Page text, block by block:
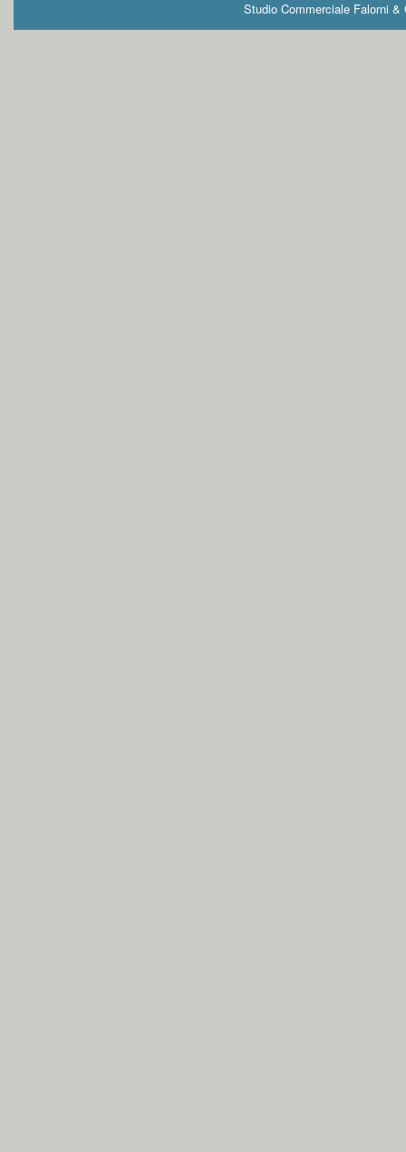
Studio Commerciale Falorni